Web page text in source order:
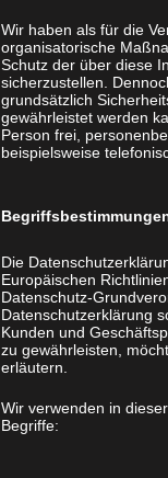
Wir haben als für die
organisatorische
Schutz der über diese
sicherzustellen.
grundsätzlich
gewährleistet werden
Person frei,
beispielsweise
Die
Europäischen
Datenschutz-
Datenschutzerklärung
Kunden und
zu gewährleisten,
erläutern.
Wir verwenden in
Begriffe: